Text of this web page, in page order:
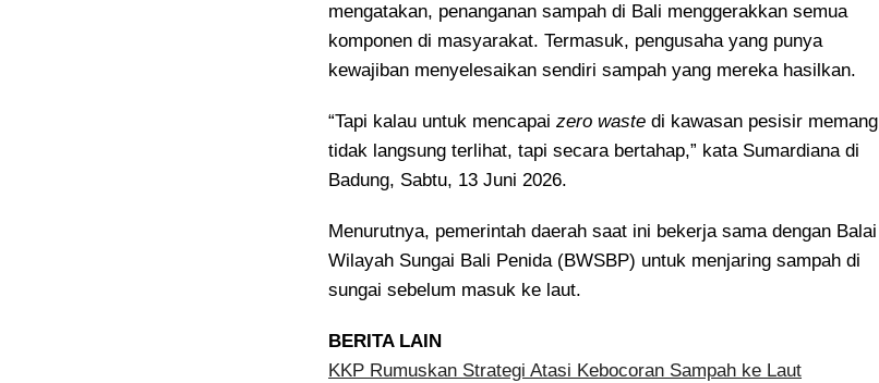
mengatakan, penanganan sampah di Bali menggerakkan semua
komponen di masyarakat. Termasuk, pengusaha yang punya
kewajiban menyelesaikan sendiri sampah yang mereka hasilkan.
“Tapi kalau untuk mencapaizero waste di kawasan pesisir memang
tidak langsung terlihat, tapi secara bertahap,” kata Sumardiana di
Badung, Sabtu, 13 Juni 2026.
Menurutnya, pemerintah daerah saat ini bekerja sama dengan Balai
Wilayah Sungai Bali Penida (BWSBP) untuk menjaring sampah di
sungai sebelum masuk ke laut.
BERITA LAIN
KKP Rumuskan Strategi Atasi Kebocoran Sampah ke Laut